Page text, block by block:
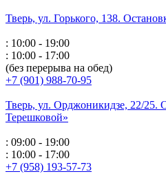
Тверь, ул. Горького, 138.
: 10:00 - 19:00
: 10:00 - 17:00
(без перерыва на обед)
+7 (901) 988-70-95
Тверь, ул. Орджоникидзе, 22/25.
Терешковой»
: 09:00 - 19:00
: 10:00 - 17:00
+7 (958) 193-57-73